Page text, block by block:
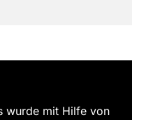
wurde mit Hilfe von